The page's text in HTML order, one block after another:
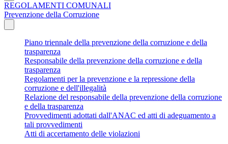
REGOLAMENTI COMUNALI
Prevenzione della Corruzione
Piano triennale della prevenzione della corruzione e della
trasparenza
Responsabile della prevenzione della corruzione e della
trasparenza
Regolamenti per la prevenzione e la repressione della
corruzione e dell'illegalità
Relazione del responsabile della prevenzione della corruzione
e della trasparenza
Provvedimenti adottati dall'ANAC ed atti di adeguamento a
tali provvedimenti
Atti di accertamento delle violazioni